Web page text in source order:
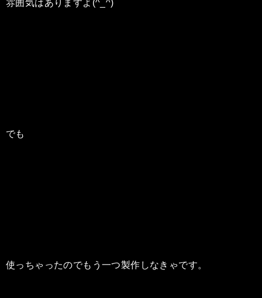
雰囲気はありますよ(^_^)
でも
使っちゃったのでもう一つ製作しなきゃです。